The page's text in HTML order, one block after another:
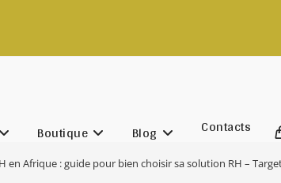
Boutique Blog Contacts
en Afrique : guide pour bien choisir sa solution RH –